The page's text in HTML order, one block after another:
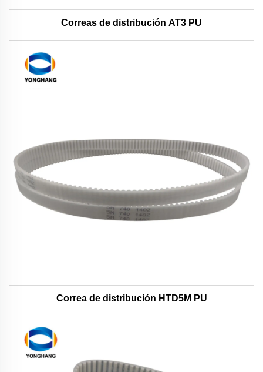
Correas de distribución AT3 PU
Correa de distribución HTD5M PU